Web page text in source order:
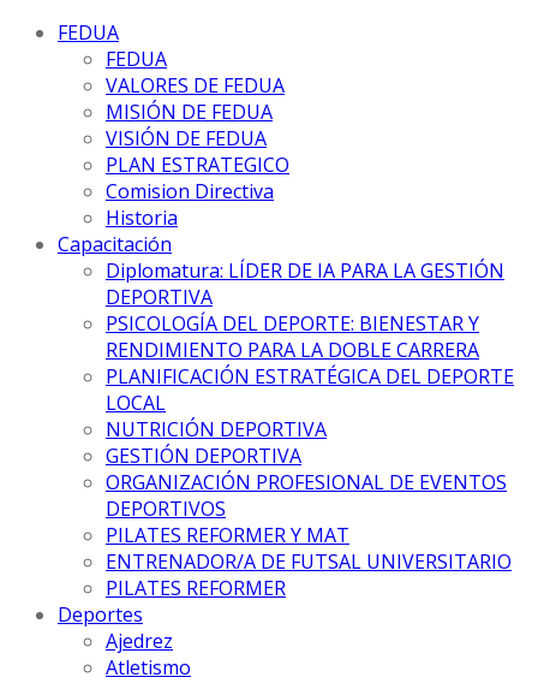
FEDUA
FEDUA
VALORES DE FEDUA
MISIÓN DE FEDUA
VISIÓN DE FEDUA
PLAN ESTRATEGICO
Comision Directiva
Historia
Capacitación
Diplomatura: LÍDER DE IA PARA LA GESTIÓN
DEPORTIVA
PSICOLOGÍA DEL DEPORTE: BIENESTAR Y
RENDIMIENTO PARA LA DOBLE CARRERA
PLANIFICACIÓN ESTRATÉGICA DEL DEPORTE
LOCAL
NUTRICIÓN DEPORTIVA
GESTIÓN DEPORTIVA
ORGANIZACIÓN PROFESIONAL DE EVENTOS
DEPORTIVOS
PILATES REFORMER Y MAT
ENTRENADOR/A DE FUTSAL UNIVERSITARIO
PILATES REFORMER
Deportes
Ajedrez
Atletismo